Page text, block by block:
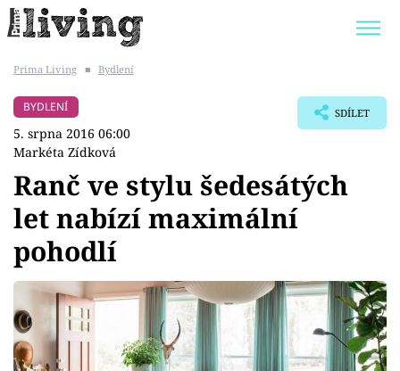
BYDLENÍ SLAVNÝCH
Témata
Bydlení
Zahrada
Design
Prima Living ■ Bydlení
BYDLENÍ
5. srpna 2016 06:00
Markéta Zídková
SDÍLET
Ranč ve stylu šedesátých
let nabízí maximální
pohodlí